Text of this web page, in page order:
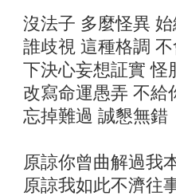
沒法子 多麼怪異
誰歧視 這種格調
下決心妄想証實 怪
改寫命運愚弄 不給
忘掉難過 誠懇無錯
原諒你曾曲解過我
原諒我如此不濟往